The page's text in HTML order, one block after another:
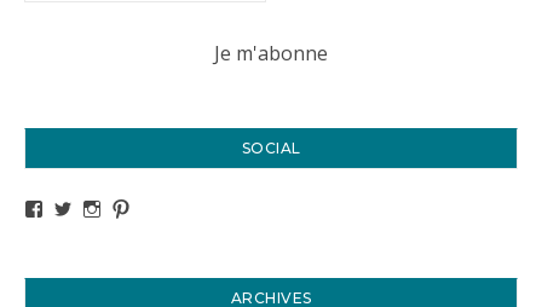
SOCIAL
Voir le profil de titval35 sur Facebook
Voir le profil de titval35 sur Twitter
Voir le profil de titval35 sur Instagram
ARCHIVES